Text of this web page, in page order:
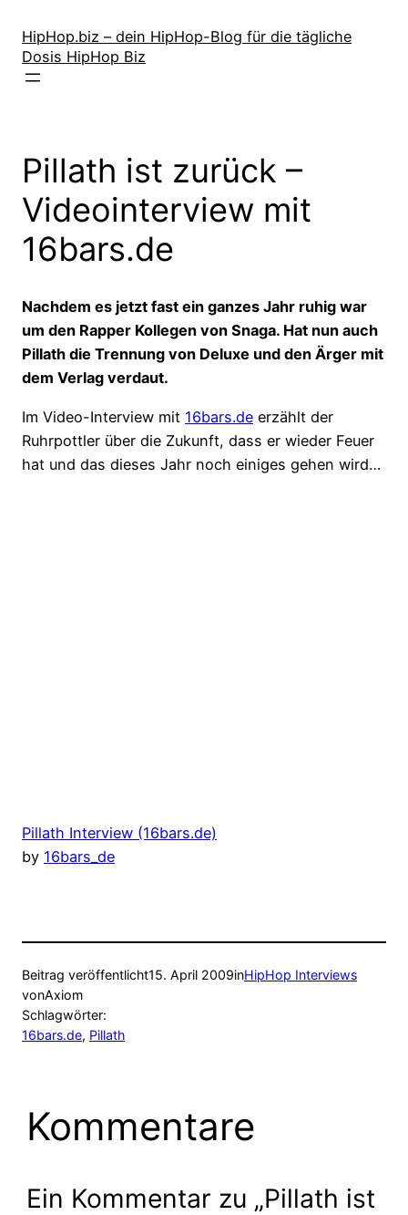
Inhalt
springen
HipHop.biz – dein HipHop-Blog für die tägliche
Dosis HipHop Biz
Pillath ist zurück –
Videointerview mit
16bars.de
Nachdem es jetzt fast ein ganzes Jahr ruhig war
um den Rapper Kollegen von Snaga. Hat nun auch
Pillath die Trennung von Deluxe und den Ärger mit
dem Verlag verdaut.
Im Video-Interview mit 16bars.de erzählt der
Ruhrpottler über die Zukunft, dass er wieder Feuer
hat und das dieses Jahr noch einiges gehen wird…
Pillath Interview (16bars.de)
by 16bars_de
Beitrag veröffentlicht15. April 2009inHipHop Interviews
vonAxiom
Schlagwörter:
16bars.de, Pillath
Kommentare
Ein Kommentar zu „Pillath ist